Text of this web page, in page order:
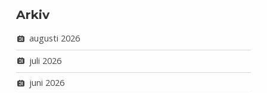
Arkiv
augusti 2026
juli 2026
juni 2026